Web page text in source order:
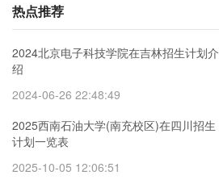
热点推荐
2024北京电子科技学院在吉林招生计划介
绍
2024-06-26 22:48:49
2025西南石油大学(南充校区)在四川招生
计划一览表
2025-10-05 12:06:51